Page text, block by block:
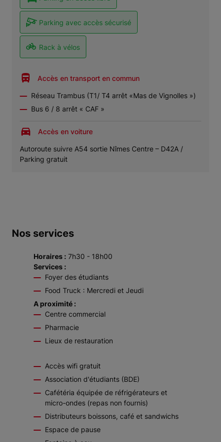
Parking avec accès sécurisé
Rack à vélos
Accès en transport en commun
Réseau Trambus (T1/ T4 arrêt «Mas de Vignolles »)
Bus 6 / 8 arrêt « CAF »
Accès en voiture
Autoroute suivre A54 sortie Nîmes Centre – D42A /
Parking gratuit
Nos services
Horaires : 7h30 - 18h00
Services :
Foyer des étudiants
Food Truck : Mercredi et Jeudi
A proximité :
Centre commercial
Pharmacie
Lieux de restauration
Accès wifi gratuit
Association d'étudiants (BDE)
Cafétéria équipée de réfrigérateurs et
micro-ondes (repas non fournis)
Distributeurs boissons, café et sandwichs
Espace de pause